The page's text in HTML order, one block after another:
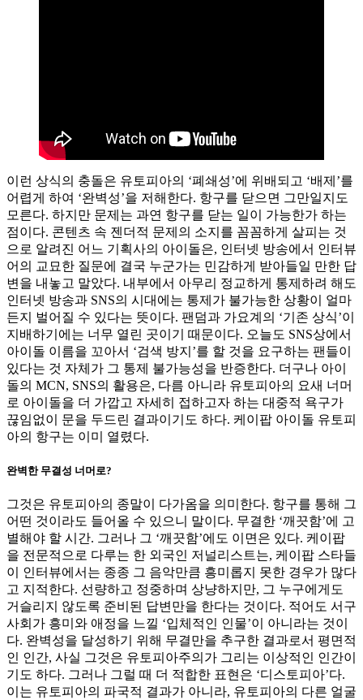
이런 상식의 충돌은 유토피아의 ‘폐쇄성’에 위배되고 ‘배제’를
어렵게 하여 ‘완벽성’을 저해한다. 항구를 닫으면 그만일지도
모른다. 하지만 문제는 과연 항구를 닫는 일이 가능한가 하는
점이다. 콘텐츠 속 젠더적 문제의 소지를 꼼꼼하게 살피는 것
으로 알려진 어느 기획사의 아이돌은, 인터넷 방송에서 인터뷰
어의 교묘한 질문에 결국 누군가는 민감하게 받아들일 만한 답
변을 내놓고 말았다. 내부에서 아무리 정교하게 통제하려 해도
인터넷 방송과 SNS의 시대에는 통제가 불가능한 상황이 얼마
든지 벌어질 수 있다는 뜻이다. 팬덤과 가요계의 ‘기존 상식’이
지배하기에는 너무 열린 곳이기 때문이다. 오늘도 SNS상에서
아이돌 이름을 꼬아서 ‘검색 방지’를 할 것을 요구하는 팬들이
있다는 것 자체가 그 통제 불가능성을 반증한다. 더구나 아이
돌의 MCN, SNS의 활용은, 다름 아니라 유토피아의 요새 너머
로 아이돌을 더 가깝고 자세히 접하고자 하는 대중적 욕구가
끊임없이 문을 두드린 결과이기도 하다. 케이팝 아이돌 유토피
아의 항구는 이미 열렸다.
완벽한 무결성 너머로?
그것은 유토피아의 종말이 다가옴을 의미한다. 항구를 통해 그
어떤 것이라도 들어올 수 있으니 말이다. 무결한 ‘깨끗함’에 고
별해야 할 시간. 그러나 그 ‘깨끗함’에도 이면은 있다. 케이팝
을 전문적으로 다루는 한 외국인 저널리스트는, 케이팝 스타들
이 인터뷰에서는 종종 그 음악만큼 흥미롭지 못한 경우가 많다
고 지적한다. 선량하고 정중하며 상냥하지만, 그 누구에게도
거슬리지 않도록 준비된 답변만을 한다는 것이다. 적어도 서구
사회가 흥미와 애정을 느낄 ‘입체적인 인물’이 아니라는 것이
다. 완벽성을 달성하기 위해 무결만을 추구한 결과로서 평면적
인 인간, 사실 그것은 유토피아주의가 그리는 이상적인 인간이
기도 하다. 그러나 그럴 때 더 적합한 표현은 ‘디스토피아’다.
이는 유토피아의 파국적 결과가 아니라, 유토피아의 다른 얼굴